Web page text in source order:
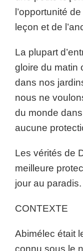
l’opportunité
leçon et de
La plupart
gloire du matin
dans nos
nous ne
du monde
aucune
Les vérités de
meilleure
jour au paradis.
CONTEXTE
Abimélec était
connu sous le